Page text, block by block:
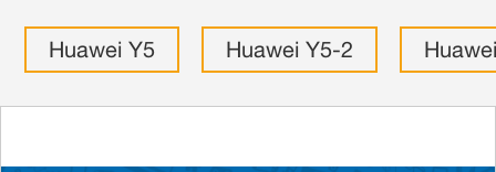
Huawei Y5 Huawei Y5-2